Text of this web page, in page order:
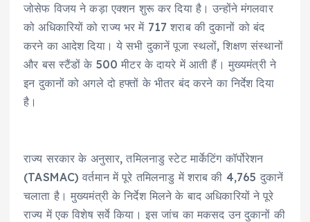
जोसेफ विजय ने कड़ा एक्शन शुरू कर दिया है। उन्होंने मंगलवार
को अधिकारियों को राज्य भर में 717 शराब की दुकानों को बंद
करने का आदेश दिया। ये सभी दुकानें पूजा स्थलों, शिक्षण संस्थानों
और बस स्टैंडों के 500 मीटर के दायरे में आती हैं। मुख्यमंत्री ने
इन दुकानों को अगले दो हफ्तों के भीतर बंद करने का निर्देश दिया
है।
राज्य सरकार के अनुसार, तमिलनाडु स्टेट मार्केटिंग कॉर्पोरेशन
(TASMAC) वर्तमान में पूरे तमिलनाडु में शराब की 4,765 दुकानें
चलाता है। मुख्यमंत्री के निर्देश मिलने के बाद अधिकारियों ने पूरे
राज्य में एक विशेष सर्वे किया। इस जांच का मकसद उन दुकानों की